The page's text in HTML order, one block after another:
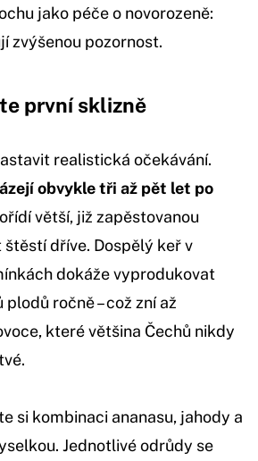
jako péče o novorozeně:
zvýšenou pozornost.
první sklizně
realistická očekávání.
obvykle tři až pět let po
větší, již zapěstovanou
dříve. Dospělý keř v
dokáže vyprodukovat
ročně – což zní až
které většina Čechů nikdy
si kombinaci ananasu, jahody a
Jednotlivé odrůdy se